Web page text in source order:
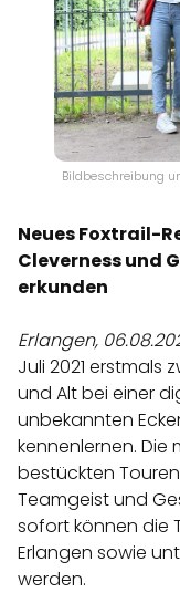
Bildbeschreibung
Neues Foxtrail-
Cleverness und
erkunden
Erlangen,
Juli 2021 erstmals
und Alt bei einer
unbekannten
kennenlernen.
bestückten
Teamgeist und
sofort können die
Erlangen sowie
werden.